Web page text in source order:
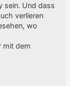
sein. Und dass
verlieren
wo
mit dem